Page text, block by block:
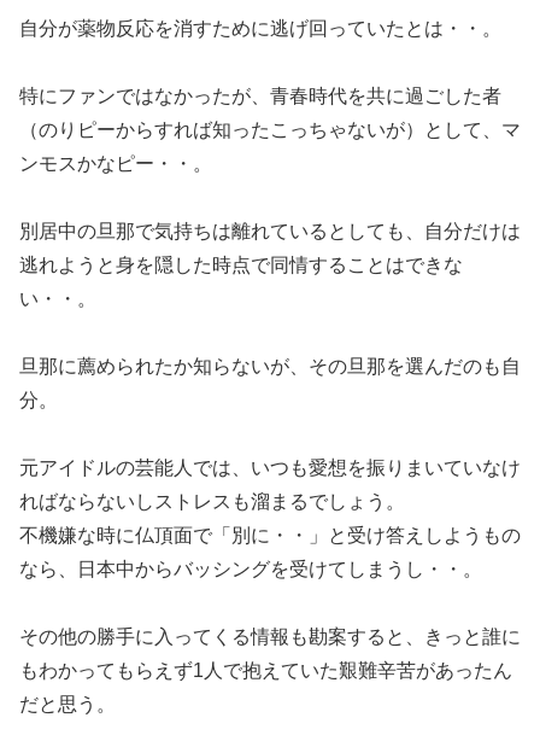
自分が薬物反応を消すために逃げ回っていたとは・・。
特にファンではなかったが、青春時代を共に過ごした者
（のりピーからすれば知ったこっちゃないが）として、マ
ンモスかなピー・・。
別居中の旦那で気持ちは離れているとしても、自分だけは
逃れようと身を隠した時点で同情することはできな
い・・。
旦那に薦められたか知らないが、その旦那を選んだのも自
分。
元アイドルの芸能人では、いつも愛想を振りまいていなけ
ればならないしストレスも溜まるでしょう。
不機嫌な時に仏頂面で「別に・・」と受け答えしようもの
なら、日本中からバッシングを受けてしまうし・・。
その他の勝手に入ってくる情報も勘案すると、きっと誰に
もわかってもらえず1人で抱えていた艱難辛苦があったん
だと思う。